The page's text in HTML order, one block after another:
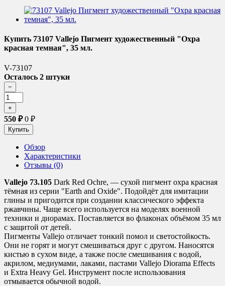
Купить 73107 Vallejo Пигмент художественный "Охра
красная темная", 35 мл.
V-73107
Осталось 2 штуки
550 ₽0 ₽
Обзор
Характеристики
Отзывы (0)
Vallejo 73.105 Dark Red Ochre, — сухой пигмент охра красная
тёмная из серии "Earth and Oxide". Подойдёт для имитации
глины и пригодится при создании классического эффекта
ржавчины. Чаще всего используется на моделях военной
техники и диорамах. Поставляется во флаконах объёмом 35 мл
с защитой от детей.
Пигменты Vallejo отличает тонкий помол и светостойкость.
Они не горят и могут смешиваться друг с другом. Наносятся
кистью в сухом виде, а также после смешивания с водой,
акрилом, медиумами, лаками, пастами Vallejo Diorama Effects
и Extra Heavy Gel. Инструмент после использования
отмывается обычной водой.